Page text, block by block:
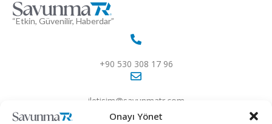
Onayı Yönet
“Etkin, Güvenilir, Haberdar”
+90 530 308 17 96
iletisim@savunmatr.com